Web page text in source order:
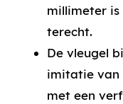
millimeter is
terecht.
De vleugel
imitatie van
met een